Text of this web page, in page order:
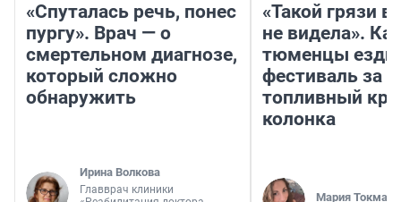
«Спуталась речь, понес
пургу». Врач — о
смертельном диагнозе,
который сложно
обнаружить
Ирина Волкова
Главврач клиники
«Такой грязи
не видела».
тюменцы
фестиваль за
топливный
колонка
Мария